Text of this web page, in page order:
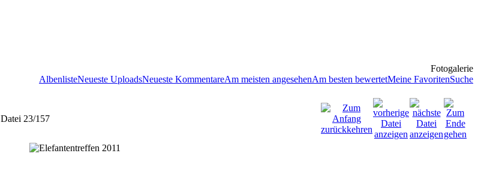
Fotogalerie
AlbenlisteNeueste UploadsNeueste KommentareAm meisten angesehenAm besten bewertetMeine FavoritenSuche
Datei 23/157